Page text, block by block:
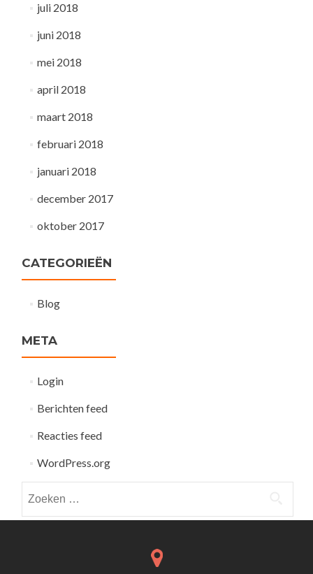
juli 2018
juni 2018
mei 2018
april 2018
maart 2018
februari 2018
januari 2018
december 2017
oktober 2017
CATEGORIEËN
Blog
META
Login
Berichten feed
Reacties feed
WordPress.org
naar: